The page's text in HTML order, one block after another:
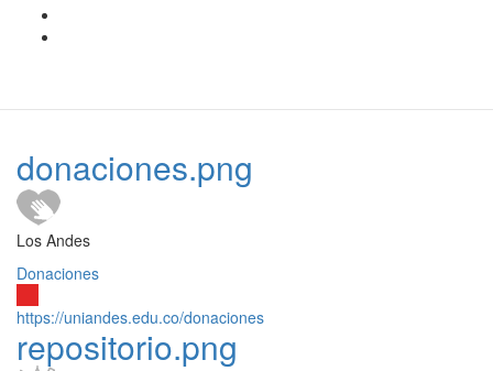
donaciones.png
Los Andes
Donaciones
https://uniandes.edu.co/donaciones
repositorio.png